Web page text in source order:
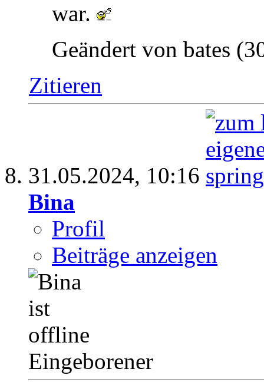
war.
Geändert von bates
Zitieren
31.05.2024, 10:16
Bina
Profil
Beiträge anzeigen
Eingeborener